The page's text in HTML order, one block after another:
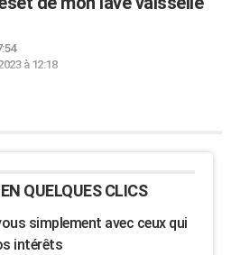
à 12:18
QUELQUES CLICS
simplement avec ceux qui
intérêts